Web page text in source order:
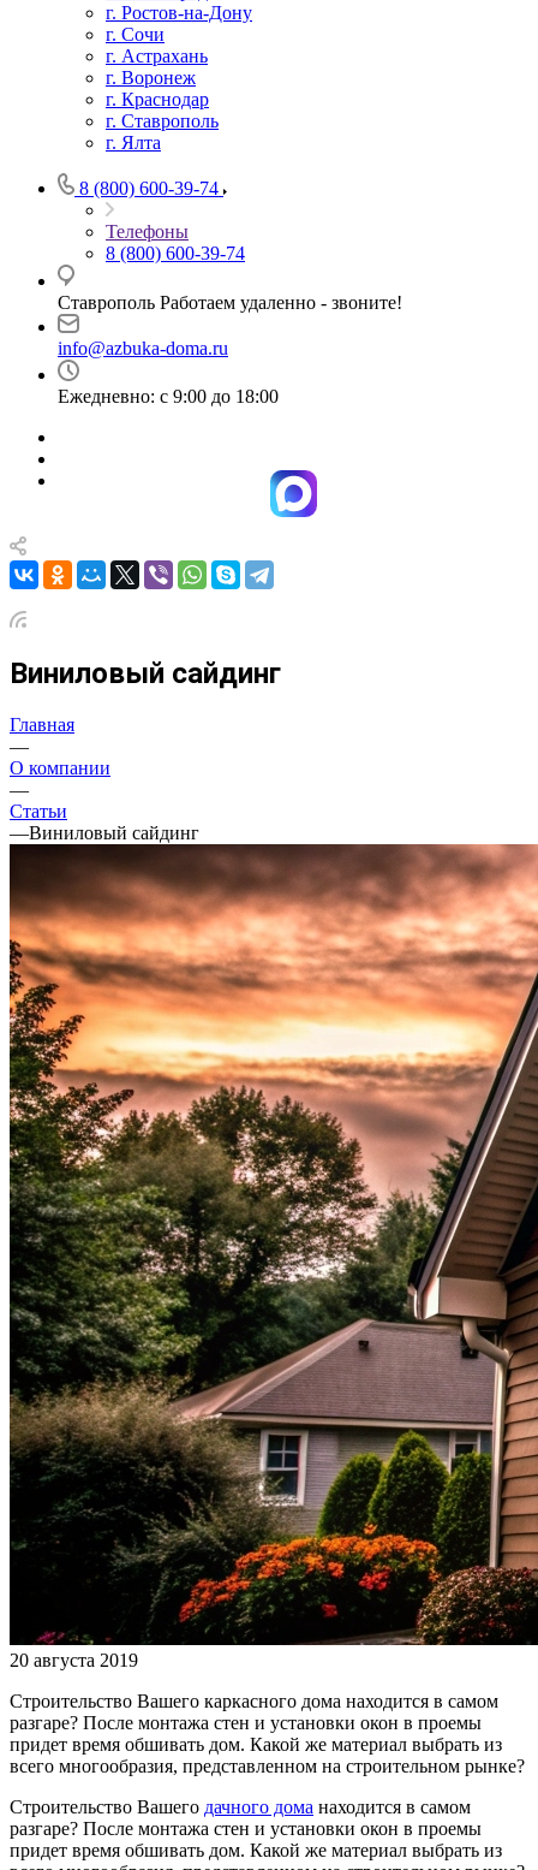
г. Ростов-на-Дону
г. Сочи
г. Астрахань
г. Воронеж
г. Краснодар
г. Ставрополь
г. Ялта
8 (800) 600-39-74
Телефоны
8 (800) 600-39-74
Ставрополь Работаем удаленно - звоните!
info@azbuka-doma.ru
Ежедневно: с 9:00 до 18:00
Виниловый сайдинг
Главная
—
О компании
—
Статьи
—Виниловый сайдинг
20 августа 2019
Строительство Вашего каркасного дома находится в самом
разгаре? После монтажа стен и установки окон в проемы
придет время обшивать дом. Какой же материал выбрать из
всего многообразия, представленном на строительном рынке?
Строительство Вашего дачного дома находится в самом
разгаре? После монтажа стен и установки окон в проемы
придет время обшивать дом. Какой же материал выбрать из